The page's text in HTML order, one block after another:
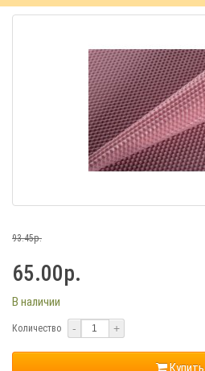
93.45р.
65.00р.
В наличии
Количество - +
Купить